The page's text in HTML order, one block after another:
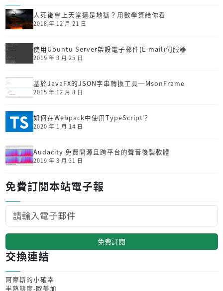
人死後會上天堂還是地獄？用數學算給你看
2018 年 12 月 21 日
使用Ubuntu Server架設電子郵件(E-mail)伺服器
2019 年 3 月 25 日
基於JavaFX的JSON字串轉換工具─MsonFrame
2015 年 12 月 8 日
如何在Webpack中使用TypeScript？
2020 年 1 月 14 日
Audacity 免費開源且跨平台的聲音後製軟體
2019 年 3 月 31 日
免費訂閱本站電子報
免費訂閱
交換連結
阿摩斯的小確幸
半熟態度-歐美加